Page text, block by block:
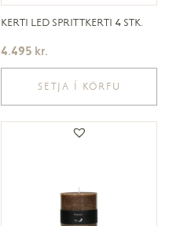
KERTI LED SPRITTKERTI 4 STK.
4.495 kr.
SETJA Í KÖRFU